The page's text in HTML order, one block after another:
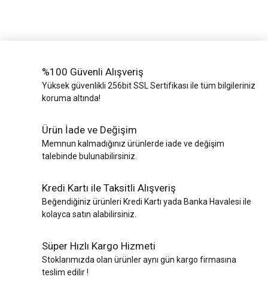
%100 Güvenli Alışveriş
Yüksek güvenlikli 256bit SSL Sertifikası ile tüm bilgileriniz
koruma altında!
Ürün İade ve Değişim
Memnun kalmadığınız ürünlerde iade ve değişim
talebinde bulunabilirsiniz.
Kredi Kartı ile Taksitli Alışveriş
Beğendiğiniz ürünleri Kredi Kartı yada Banka Havalesi ile
kolayca satın alabilirsiniz.
Süper Hızlı Kargo Hizmeti
Stoklarımızda olan ürünler aynı gün kargo firmasına
teslim edilir !